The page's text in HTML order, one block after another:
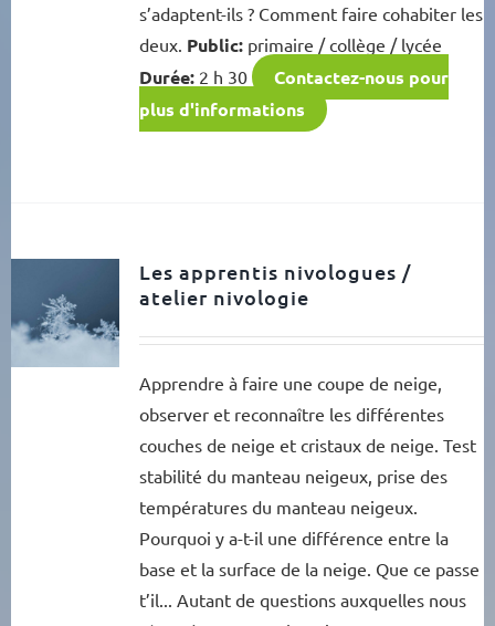
s’adaptent-ils ? Comment faire cohabiter les
deux. Public:primaire / collège / lycée
Durée:2 h 30
Contactez-nous pour
plus d'informations
Les apprentis nivologues /
atelier nivologie
Apprendre à faire une coupe de neige,
observer et reconnaître les différentes
couches de neige et cristaux de neige. Test
stabilité du manteau neigeux, prise des
températures du manteau neigeux.
Pourquoi y a-t-il une différence entre la
base et la surface de la neige. Que ce passe
t’il... Autant de questions auxquelles nous